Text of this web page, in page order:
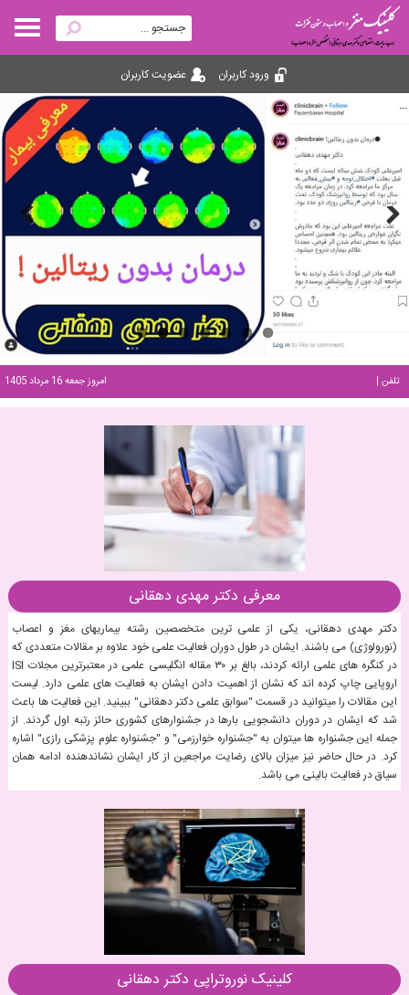
ورود کاربران عضویت کاربران
Previous Next
تلفن نوبت دهی: 093 امروز جمعه 16 مرداد 1405
معرفی دکتر مهدی دهقانی
دکتر مهدی دهقانی، یکی از علمی ترین متخصصین رشته بیماریهای مغز و اعصاب
(نورولوژی) می باشند. ایشان در طول دوران فعالیت علمی خود علاوه بر مقالات متعددی که
در کنگره های علمی ارائه کردند، بالغ بر ۳۰ مقاله انگلیسی علمی در معتبرترین مجلات ISI
اروپایی چاپ کرده اند که نشان از اهمیت دادن ایشان به فعالیت های علمی دارد. لیست
این مقالات را میتوانید در قسمت "سوابق علمی دکتر دهقانی" ببینید. این فعالیت ها باعث
شد که ایشان در دوران دانشجویی بارها در جشنوارهای کشوری حائز رتبه اول گردند. از
جمله این جشنواره ها میتوان به "جشنواره خوارزمی" و "جشنواره علوم پزشکی رازی" اشاره
کرد. در حال حاضر نیز میزان بالای رضایت مراجعین از کار ایشان نشاندهنده ادامه همان
سیاق در فعالیت بالینی می باشد.
کلینیک نوروتراپی دکتر دهقانی